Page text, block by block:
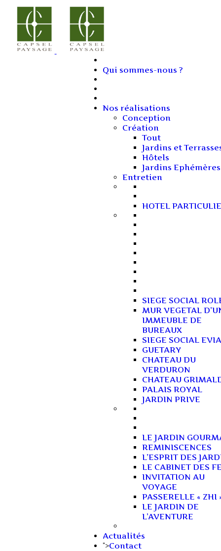
Qui sommes-nous ?
Nos réalisations
Conception
Création
Tout
Jardins et
Hôtels
Jardins Ephémères
Entretien
HOTEL
SIEGE SOCIAL
MUR VEGETAL
IMMEUBLE DE
BUREAUX
SIEGE SOCIAL
GUETARY
CHATEAU DU
VERDURON
CHATEAU
PALAIS ROYAL
JARDIN PRIVE
LE JARDIN
REMINISCENCES
L’ESPRIT DES
LE CABINET DES
INVITATION AU
VOYAGE
PASSERELLE « ZHI
LE JARDIN DE
L’AVENTURE
Actualités
">Contact